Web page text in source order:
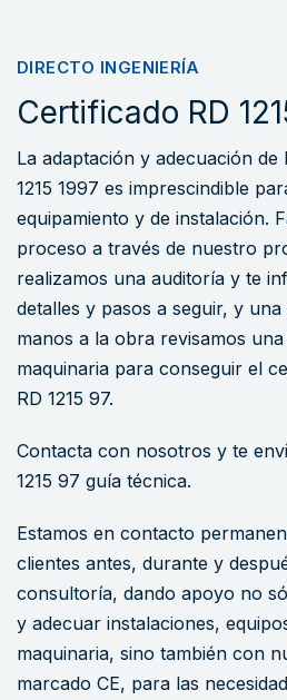
DIRECTO INGENIERÍA
Certificado RD
La adaptación y adecuación de
1215 1997 es imprescindible
equipamiento y de instalación.
proceso a través de nuestro
realizamos una auditoría y te
detalles y pasos a seguir, y
manos a la obra revisamos
maquinaria para conseguir el
RD 1215 97.
Contacta con nosotros y te
1215 97 guía técnica.
Estamos en contacto
clientes antes, durante y
consultoría, dando apoyo no
y adecuar instalaciones,
maquinaria, sino también con
marcado CE, para las